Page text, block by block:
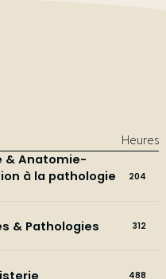
Heures
& Anatomie-
à la pathologie
204
& Pathologies 312
488